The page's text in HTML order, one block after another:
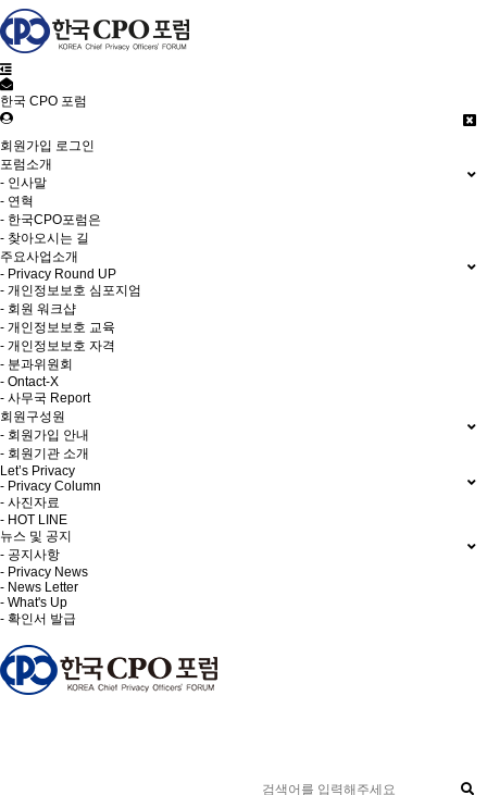
한국 CPO 포럼
회원가입 로그인
포럼소개
- 인사말
- 연혁
- 한국CPO포럼은
- 찾아오시는 길
주요사업소개
- Privacy Round UP
- 개인정보보호 심포지엄
- 회원 워크샵
- 개인정보보호 교육
- 개인정보보호 자격
- 분과위원회
- Ontact-X
- 사무국 Report
회원구성원
- 회원가입 안내
- 회원기관 소개
Let’s Privacy
- Privacy Column
- 사진자료
- HOT LINE
뉴스 및 공지
- 공지사항
- Privacy News
- News Letter
- What's Up
- 확인서 발급